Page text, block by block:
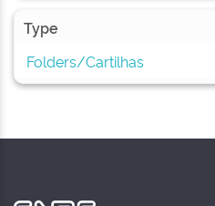
Type
Folders/Cartilhas